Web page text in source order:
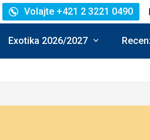
Volajte +421 2 3221 0490
Exotika 2026/2027